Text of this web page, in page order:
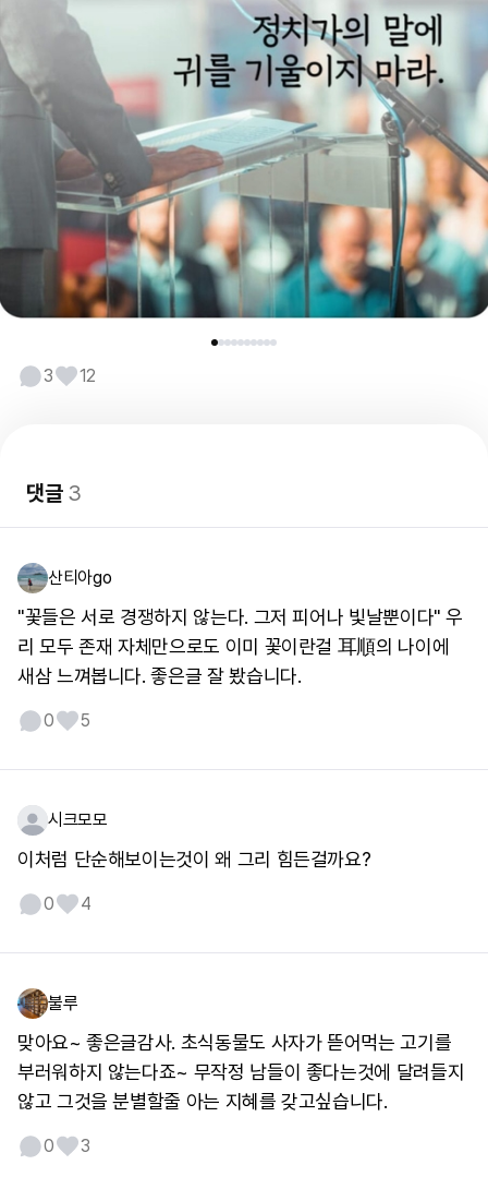
3 12
댓글3
산티아go
"꽃들은 서로 경쟁하지 않는다. 그저 피어나 빛날뿐이다" 우
리 모두 존재 자체만으로도 이미 꽃이란걸 耳順의 나이에
새삼 느껴봅니다. 좋은글 잘 봤습니다.
0 5
시크모모
이처럼 단순해보이는것이 왜 그리 힘든걸까요?
0 4
불루
맞아요~ 좋은글감사. 초식동물도 사자가 뜯어먹는 고기를
부러워하지 않는다죠~ 무작정 남들이 좋다는것에 달려들지
않고 그것을 분별할줄 아는 지혜를 갖고싶습니다.
0 3